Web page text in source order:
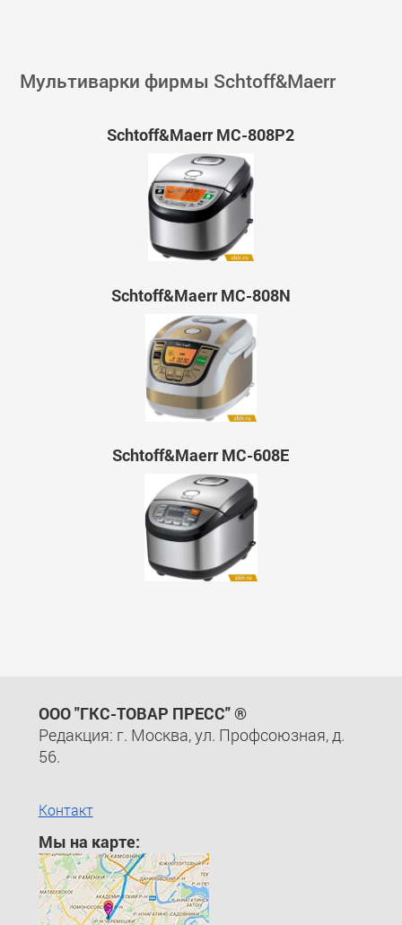
Мультиварки фирмы Schtoff&Maerr
Schtoff&Maerr МС-808P2
Schtoff&Maerr МС-808N
Schtoff&Maerr МС-608E
ООО "ГКС-ТОВАР ПРЕСС" ®
Редакция: г. Москва, ул. Профсоюзная, д.
56.
Контакт
Мы на карте: